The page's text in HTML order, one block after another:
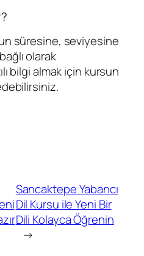
süresine, seviyesine
olarak
bilgi almak için kursun
Sancaktepe Yabancı
Dil Kursu ile Yeni Bir
Dili Kolayca Öğrenin
→